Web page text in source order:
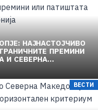
НАЈНАСТОЈЧИВО
ПРЕМИНИ
И СЕВЕРНА
ВЕСТИ